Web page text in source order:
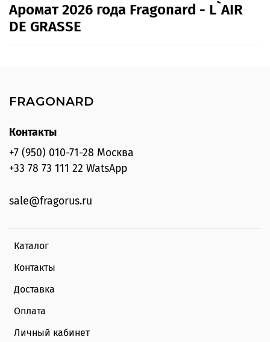
Аромат 2026 года Fragonard - L`AIR
DE GRASSE
FRAGONARD
Каталог
Контакты
Доставка
Оплата
Личный кабинет
Контакты
+7 (950) 010-71-28 Москва
+33 78 73 111 22 WatsApp
sale@fragorus.ru